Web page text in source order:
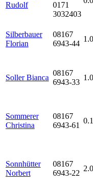
Rudolf
0171
3032403
Silberbauer
Florian
08167
6943-44
Soller Bianca
08167
6943-33
Sommerer
Christina
08167
6943-61
Sonnhütter
Norbert
08167
6943-22